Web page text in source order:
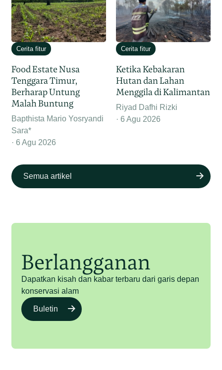
Cerita fitur
Food Estate Nusa
Tenggara Timur,
Berharap Untung
Malah Buntung
Bapthista Mario Yosryandi
Sara*
6 Agu 2026
Cerita fitur
Ketika Kebakaran
Hutan dan Lahan
Menggila di Kalimantan
Riyad Dafhi Rizki
6 Agu 2026
Semua artikel
Berlangganan
Dapatkan kisah dan kabar terbaru dari garis depan
konservasi alam
Buletin